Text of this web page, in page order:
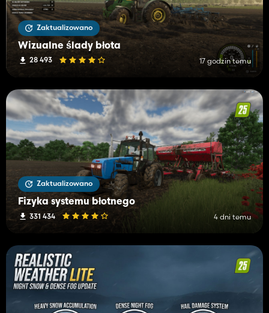
Zaktualizowano
Wizualne ślady błota
28 493 17 godzin temu
Zaktualizowano
Fizyka systemu błotnego
331 434 4 dni temu